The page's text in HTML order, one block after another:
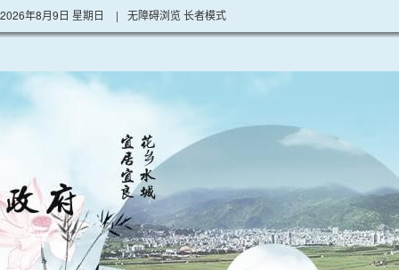
2026年8月9日 星期日 | 无障碍浏览长者模式